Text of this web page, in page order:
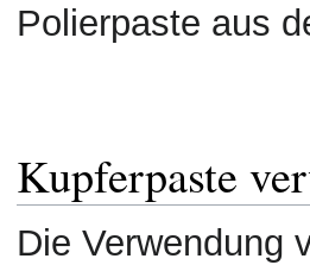
Polierpaste aus
Kupferpaste
Die Verwendung